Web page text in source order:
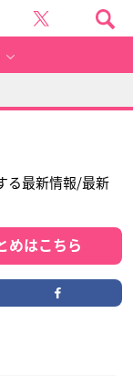
る最新情報/最新
めはこちら